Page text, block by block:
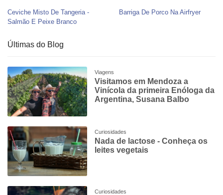
Ceviche Misto De Tangeria -
Salmão E Peixe Branco
Barriga De Porco Na Airfryer
Últimas do Blog
Viagens
Visitamos em Mendoza a
Vinícola da primeira Enóloga da
Argentina, Susana Balbo
Curiosidades
Nada de lactose - Conheça os
leites vegetais
Curiosidades